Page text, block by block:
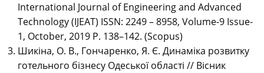
International Journal of Engineering and Advanced
Technology (IJEAT) ISSN: 2249 – 8958, Volume-9 Issue-
1, October, 2019 P. 138–142. (Scopus)
Шикіна, О. В., Гончаренко, Я. Є. Динаміка розвитку
готельного бізнесу Одеської області // Вісник